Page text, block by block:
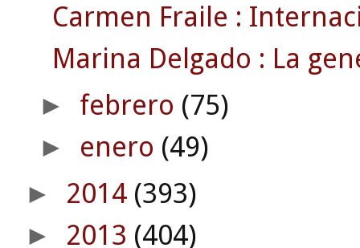
Carmen Fraile :
Marina Delgado : La
► febrero (75)
► enero (49)
► 2014 (393)
► 2013 (404)